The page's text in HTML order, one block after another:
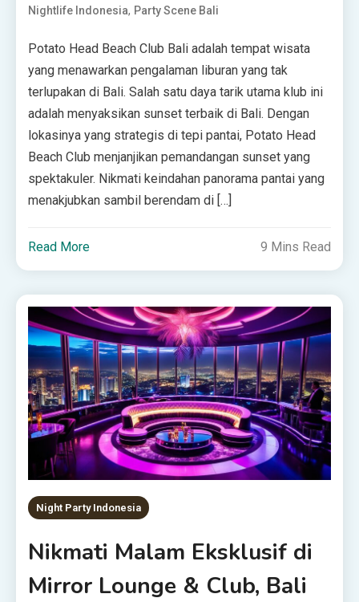
Nightlife Indonesia, Party Scene Bali
Potato Head Beach Club Bali adalah tempat wisata
yang menawarkan pengalaman liburan yang tak
terlupakan di Bali. Salah satu daya tarik utama klub ini
adalah menyaksikan sunset terbaik di Bali. Dengan
lokasinya yang strategis di tepi pantai, Potato Head
Beach Club menjanjikan pemandangan sunset yang
spektakuler. Nikmati keindahan panorama pantai yang
menakjubkan sambil berendam di […]
Read More 9 Mins Read
Night Party Indonesia
Nikmati Malam Eksklusif di
Mirror Lounge & Club, Bali